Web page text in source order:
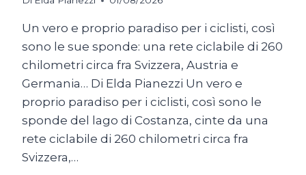
Un vero e proprio paradiso per i ciclisti, così
sono le sue sponde: una rete ciclabile di 260
chilometri circa fra Svizzera, Austria e
Germania… Di Elda Pianezzi Un vero e
proprio paradiso per i ciclisti, così sono le
sponde del lago di Costanza, cinte da una
rete ciclabile di 260 chilometri circa fra
Svizzera,…